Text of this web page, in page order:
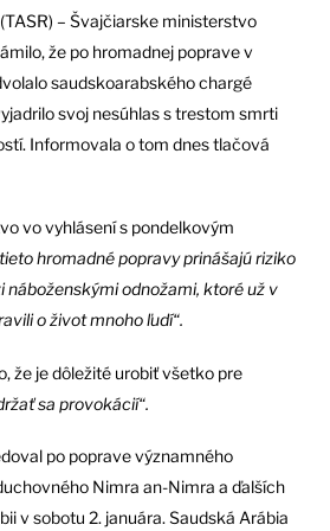
– Švajčiarske ministerstvo
že po hromadnej poprave v
saudskoarabského chargé
svoj nesúhlas s trestom smrti
Informovala o tom dnes tlačová
vo vyhlásení s pondelkovým
hromadné popravy prinášajú riziko
náboženskými odnožami, ktoré už v
o život mnoho ľudí“.
že je dôležité urobiť všetko pre
sa provokácií“.
po poprave významného
Nimra an-Nimra a ďalších
v sobotu 2. januára. Saudská Arábia